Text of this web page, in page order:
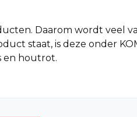
Daarom wordt veel
staat, is deze onder
en houtrot.